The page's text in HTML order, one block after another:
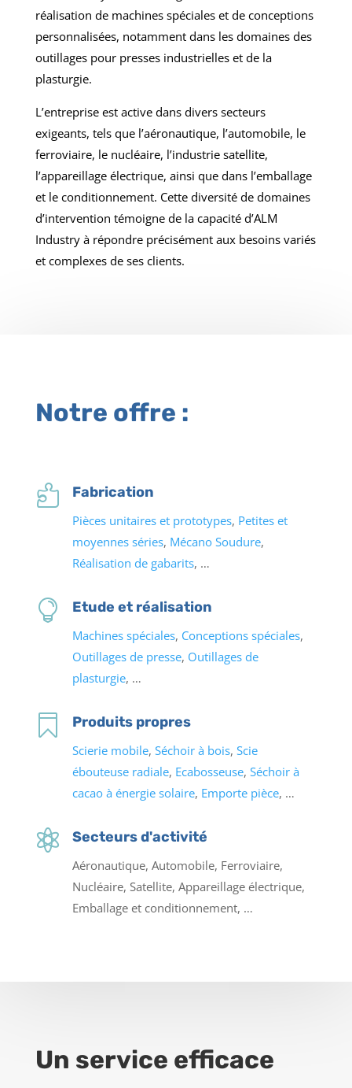
réalisation de machines spéciales et de conceptions
personnalisées, notamment dans les domaines des
outillages pour presses industrielles et de la
plasturgie.
L’entreprise est active dans divers secteurs
exigeants, tels que l’aéronautique, l’automobile, le
ferroviaire, le nucléaire, l’industrie satellite,
l’appareillage électrique, ainsi que dans l’emballage
et le conditionnement. Cette diversité de domaines
d’intervention témoigne de la capacité d’ALM
Industry à répondre précisément aux besoins variés
et complexes de ses clients.
Notre offre :
 Fabrication
Pièces unitaires et prototypes, Petites et
moyennes séries, Mécano Soudure,
Réalisation de gabarits, …
 Etude et réalisation
Machines spéciales, Conceptions spéciales,
Outillages de presse, Outillages de
plasturgie, …
 Produits propres
Scierie mobile, Séchoir à bois, Scie
ébouteuse radiale, Ecabosseuse, Séchoir à
cacao à énergie solaire, Emporte pièce, …
 Secteurs d'activité
Aéronautique, Automobile, Ferroviaire,
Nucléaire, Satellite, Appareillage électrique,
Emballage et conditionnement, …
Un service efficace